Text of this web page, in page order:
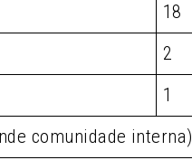
18
2
1
comunidade interna)